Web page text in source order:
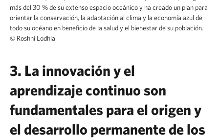
más del 30 % de su extenso espacio oceánico y ha creado un plan para
orientar la conservación, la adaptación al clima y la economía azul de
todo su océano en beneficio de la salud y el bienestar de su población.
© Roshni Lodhia
3. La innovación y el
aprendizaje continuo son
fundamentales para el origen y
el desarrollo permanente de los